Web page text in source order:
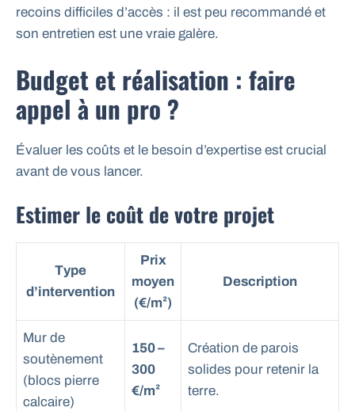
recoins difficiles d’accès : il est peu recommandé et
son entretien est une vraie galère.
Budget et réalisation : faire
appel à un pro ?
Évaluer les coûts et le besoin d’expertise est crucial
avant de vous lancer.
Estimer le coût de votre projet
Type
d’intervention
Prix
moyen
(€/m²)
Description
Mur de
soutènement
(blocs pierre
calcaire)
150 –
300
€/m²
Création de parois
solides pour retenir la
terre.